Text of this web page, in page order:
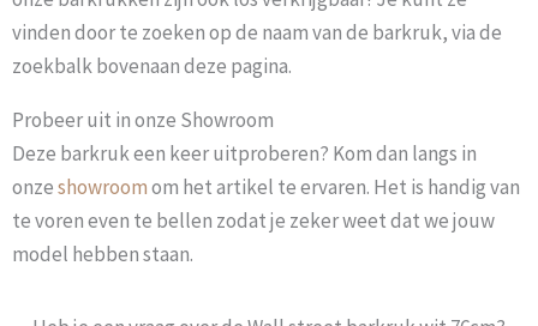
vinden door te zoeken op de naam van de barkruk, via de
zoekbalk bovenaan deze pagina.
Probeer uit in onze Showroom
Deze barkruk een keer uitproberen? Kom dan langs in
onzeshowroomom het artikel te ervaren. Het is handig van
te voren even te bellen zodat je zeker weet dat we jouw
model hebben staan.